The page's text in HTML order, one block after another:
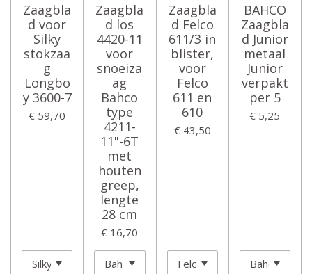
Zaagbla
d voor
Silky
stokzaa
g
Longbo
y 3600-7
€ 59,70
Zaagbla
d los
4420-11
voor
snoeiza
ag
Bahco
type
4211-
11"-6T
met
houten
greep,
lengte
28 cm
€ 16,70
Zaagbla
d Felco
611/3 in
blister,
voor
Felco
611 en
610
€ 43,50
BAHCO
Zaagbla
d Junior
metaal
Junior
verpakt
per 5
€ 5,25